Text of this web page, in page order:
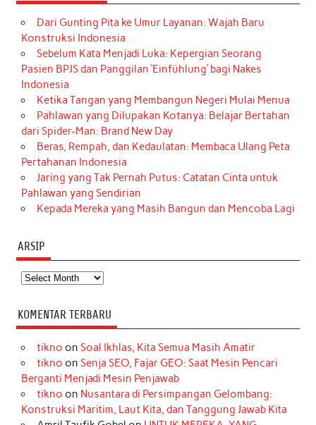
Dari Gunting Pita ke Umur Layanan: Wajah Baru
Konstruksi Indonesia
Sebelum Kata Menjadi Luka: Kepergian Seorang
Pasien BPJS dan Panggilan ‘Einfühlung’ bagi Nakes
Indonesia
Ketika Tangan yang Membangun Negeri Mulai Menua
Pahlawan yang Dilupakan Kotanya: Belajar Bertahan
dari Spider-Man: Brand New Day
Beras, Rempah, dan Kedaulatan: Membaca Ulang Peta
Pertahanan Indonesia
Jaring yang Tak Pernah Putus: Catatan Cinta untuk
Pahlawan yang Sendirian
Kepada Mereka yang Masih Bangun dan Mencoba Lagi
ARSIP
Arsip
KOMENTAR TERBARU
tikno on Soal Ikhlas, Kita Semua Masih Amatir
tikno on Senja SEO, Fajar GEO: Saat Mesin Pencari
Berganti Menjadi Mesin Penjawab
tikno on Nusantara di Persimpangan Gelombang:
Konstruksi Maritim, Laut Kita, dan Tanggung Jawab Kita